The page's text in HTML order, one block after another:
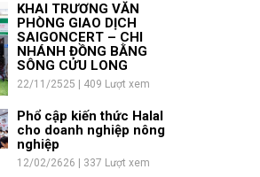
KHAI TRƯƠNG VĂN
PHÒNG GIAO DỊCH
SAIGONCERT – CHI
NHÁNH ĐỒNG BẰNG
SÔNG CỬU LONG
22/11/2525 | 409 Lượt xem
Phổ cập kiến thức Halal
cho doanh nghiệp nông
nghiệp
12/02/2626 | 337 Lượt xem